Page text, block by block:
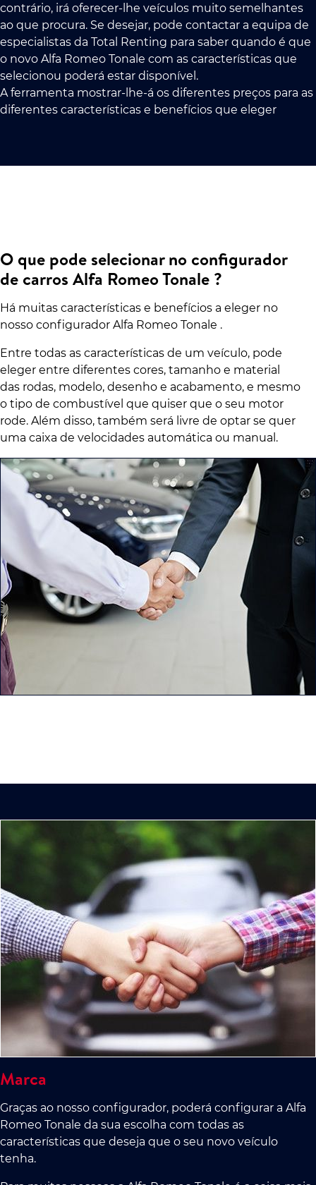
contrário, irá oferecer-lhe veículos muito semelhantes
ao que procura. Se desejar, pode contactar a equipa de
especialistas da Total Renting para saber quando é que
o novo Alfa Romeo Tonale com as características que
selecionou poderá estar disponível.
A ferramenta mostrar-lhe-á os diferentes preços para as
diferentes características e benefícios que eleger
O que pode selecionar no configurador
de carros Alfa Romeo Tonale ?
Há muitas características e benefícios a eleger no
nosso configurador Alfa Romeo Tonale .
Entre todas as características de um veículo, pode
eleger entre diferentes cores, tamanho e material
das rodas, modelo, desenho e acabamento, e mesmo
o tipo de combustível que quiser que o seu motor
rode. Além disso, também será livre de optar se quer
uma caixa de velocidades automática ou manual.
Marca
Graças ao nosso configurador, poderá configurar a Alfa
Romeo Tonale da sua escolha com todas as
características que deseja que o seu novo veículo
tenha.